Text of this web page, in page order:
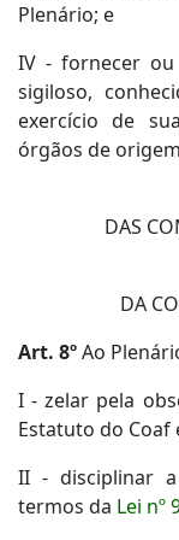
Plenário; e
IV - fornecer
sigiloso,
exercício de
órgãos de
DAS
DA
Art. 8ºAo
I - zelar pela
Estatuto do Coaf
II - disciplinar
termos da Lei nº